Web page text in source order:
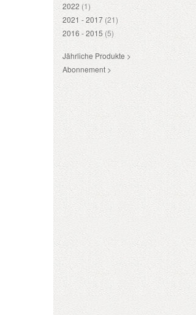
2022 (1)
2021 - 2017 (21)
2016 - 2015 (5)
Jährliche Produkte >
Abonnement >